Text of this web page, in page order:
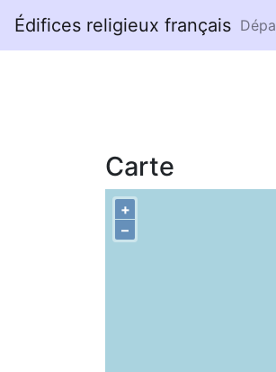
Édifices religieux français
Carte
+
–